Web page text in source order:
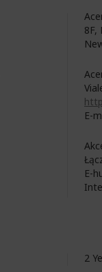
8F,
E-
E-
2